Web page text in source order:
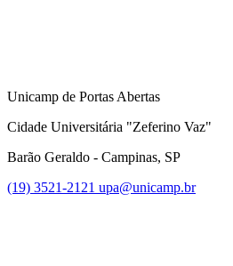
Unicamp de Portas Abertas
Cidade Universitária "Zeferino Vaz"
Barão Geraldo - Campinas, SP
(19) 3521-2121 upa@unicamp.br